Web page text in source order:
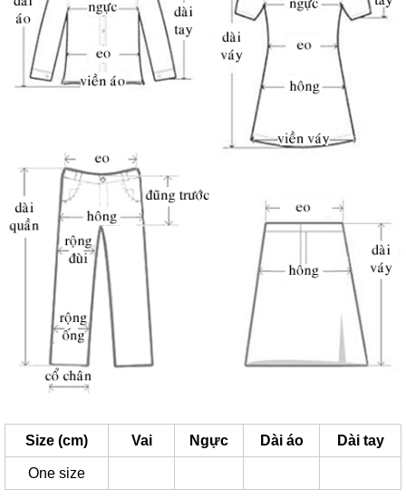
Size (cm) Vai Ngực Dài áo Dài tay
One size